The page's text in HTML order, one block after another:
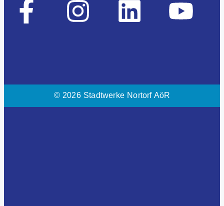
© 2026 Stadtwerke Nortorf AöR